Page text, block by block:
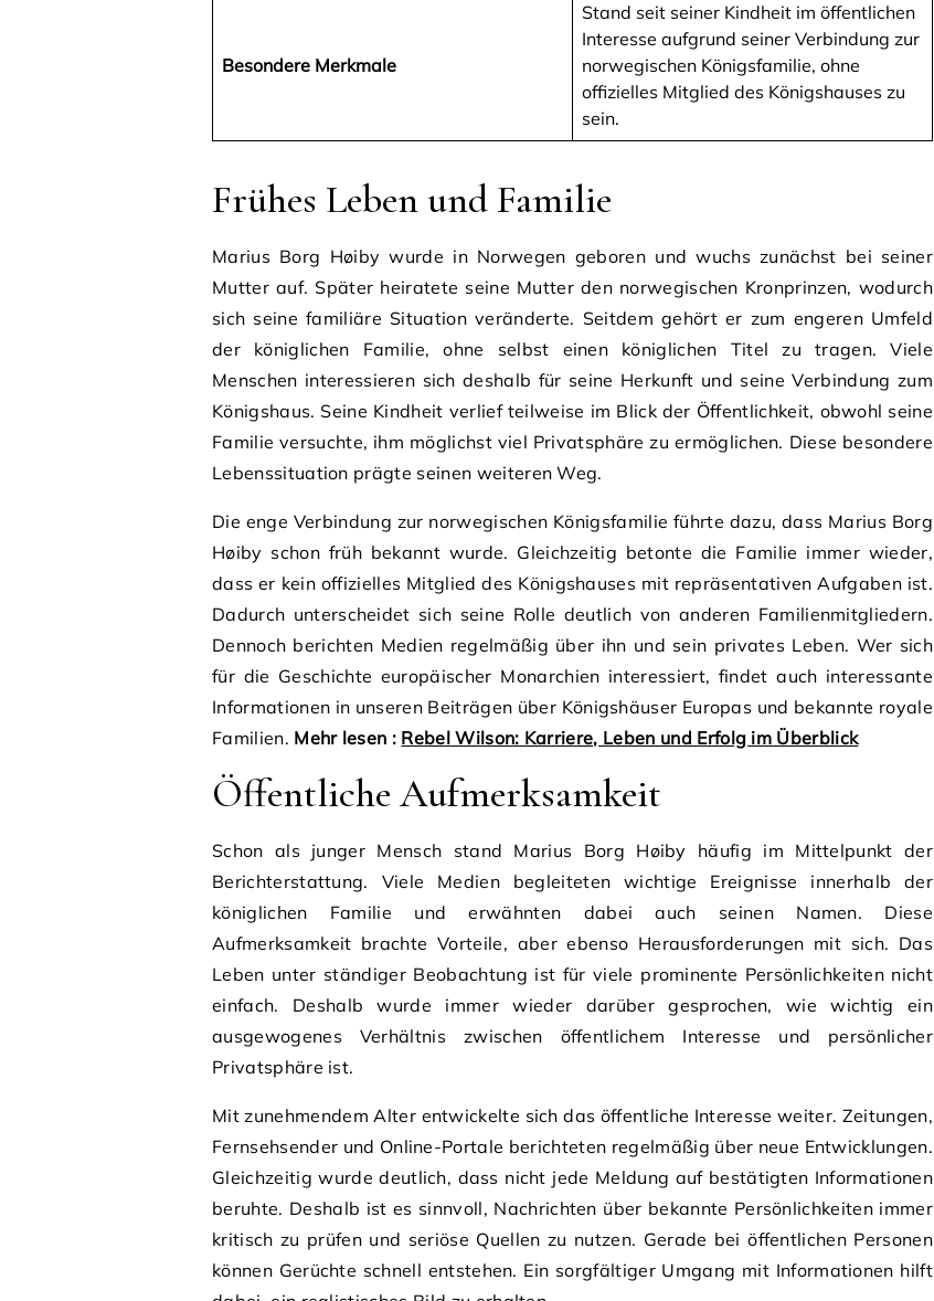
Besondere Merkmale
Stand seit seiner Kindheit im öffentlichen
Interesse aufgrund seiner Verbindung zur
norwegischen Königsfamilie, ohne
offizielles Mitglied des Königshauses zu
sein.
Frühes Leben und Familie
Marius Borg Høiby wurde in Norwegen geboren und wuchs zunächst bei seiner
Mutter auf. Später heiratete seine Mutter den norwegischen Kronprinzen, wodurch
sich seine familiäre Situation veränderte. Seitdem gehört er zum engeren Umfeld
der königlichen Familie, ohne selbst einen königlichen Titel zu tragen. Viele
Menschen interessieren sich deshalb für seine Herkunft und seine Verbindung zum
Königshaus. Seine Kindheit verlief teilweise im Blick der Öffentlichkeit, obwohl seine
Familie versuchte, ihm möglichst viel Privatsphäre zu ermöglichen. Diese besondere
Lebenssituation prägte seinen weiteren Weg.
Die enge Verbindung zur norwegischen Königsfamilie führte dazu, dass Marius Borg
Høiby schon früh bekannt wurde. Gleichzeitig betonte die Familie immer wieder,
dass er kein offizielles Mitglied des Königshauses mit repräsentativen Aufgaben ist.
Dadurch unterscheidet sich seine Rolle deutlich von anderen Familienmitgliedern.
Dennoch berichten Medien regelmäßig über ihn und sein privates Leben. Wer sich
für die Geschichte europäischer Monarchien interessiert, findet auch interessante
Informationen in unseren Beiträgen über Königshäuser Europas und bekannte royale
Familien. Mehr lesen : Rebel Wilson: Karriere, Leben und Erfolg im Überblick
Öffentliche Aufmerksamkeit
Schon als junger Mensch stand Marius Borg Høiby häufig im Mittelpunkt der
Berichterstattung. Viele Medien begleiteten wichtige Ereignisse innerhalb der
königlichen Familie und erwähnten dabei auch seinen Namen. Diese
Aufmerksamkeit brachte Vorteile, aber ebenso Herausforderungen mit sich. Das
Leben unter ständiger Beobachtung ist für viele prominente Persönlichkeiten nicht
einfach. Deshalb wurde immer wieder darüber gesprochen, wie wichtig ein
ausgewogenes Verhältnis zwischen öffentlichem Interesse und persönlicher
Privatsphäre ist.
Mit zunehmendem Alter entwickelte sich das öffentliche Interesse weiter. Zeitungen,
Fernsehsender und Online-Portale berichteten regelmäßig über neue Entwicklungen.
Gleichzeitig wurde deutlich, dass nicht jede Meldung auf bestätigten Informationen
beruhte. Deshalb ist es sinnvoll, Nachrichten über bekannte Persönlichkeiten immer
kritisch zu prüfen und seriöse Quellen zu nutzen. Gerade bei öffentlichen Personen
können Gerüchte schnell entstehen. Ein sorgfältiger Umgang mit Informationen hilft